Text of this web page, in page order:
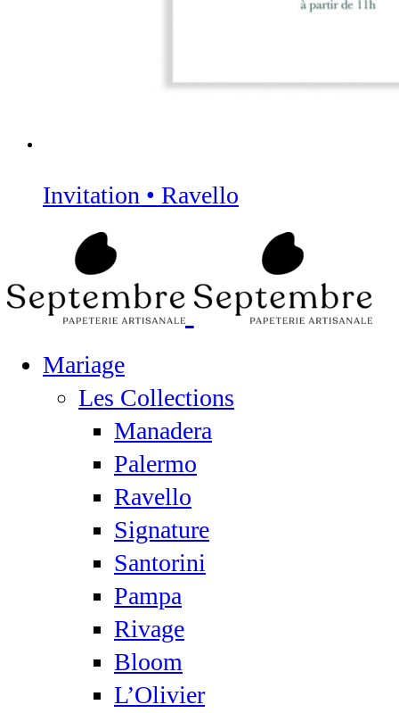
Invitation • Ravello
Mariage
Les Collections
Manadera
Palermo
Ravello
Signature
Santorini
Pampa
Rivage
Bloom
L’Olivier